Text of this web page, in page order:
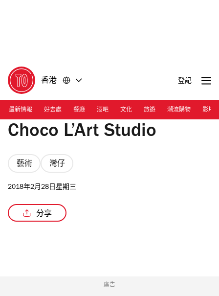
香港 登記
最新情報 好去處 餐廳 酒吧 文化 旅遊 潮流購物 影片
Choco L’Art Studio
藝術 灣仔
2018年2月28日星期三
分享
廣告